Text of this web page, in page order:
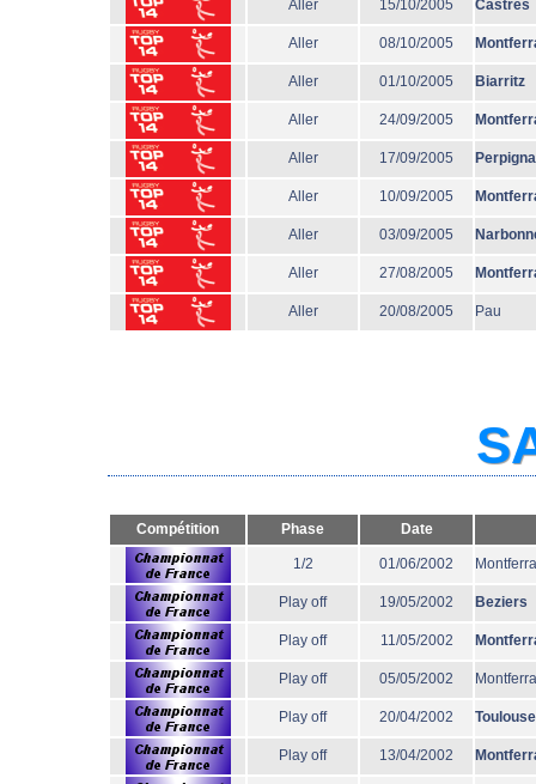
Aller 15/10/2005 Castres
Aller 08/10/2005
Aller 01/10/2005 Biarritz
Aller 24/09/2005
Aller 17/09/2005
Aller 10/09/2005
Aller 03/09/2005
Aller 27/08/2005
Aller 20/08/2005 Pau
Compétition Phase Date
1/2 01/06/2002
Play off 19/05/2002 Beziers
Play off 11/05/2002
Play off 05/05/2002
Play off 20/04/2002 Toulouse
Play off 13/04/2002